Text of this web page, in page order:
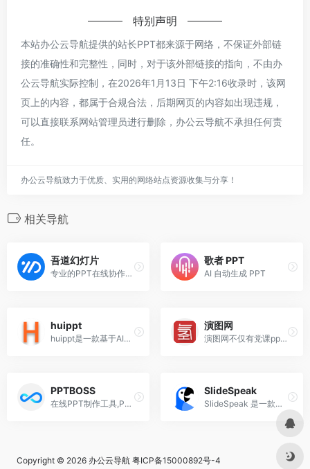
特别声明
本站办公云导航提供的站长PPT都来源于网络，不保证外部链
接的准确性和完整性，同时，对于该外部链接的指向，不由办
公云导航实际控制，在2026年1月13日 下午2:16收录时，该网
页上的内容，都属于合规合法，后期网页的内容如出现违规，
可以直接联系网站管理员进行删除，办公云导航不承担任何责
任。
办公云导航致力于优质、实用的网络站点资源收集与分享！
相关导航
吾道幻灯片
专业的PPT在线协作工具
歌者 PPT
AI 自动生成 PPT
huippt
huippt是一款基于AI技术的智能PPT生成工具，旨在简化PPT制作流程，提高工作效率。
演图网
演图网不仅有党课ppt、述职报告ppt、工作总结ppt、竞聘PPT模板、家长会PPT等免费PPT模板,还有转正述职报告ppt范文、竞聘PPT免费、个人工作总结ppt范文等ppt模板免费下载
PPTBOSS
在线PPT制作工具,PPT模版
SlideSpeak
SlideSpeak 是一款基于AI的工具，主要用于处理和生成 PowerPoint 演示文稿。它通过 ChatGPT 技术实现了多种功能，包括生成摘要、回答问题、提取关键信息以及创建演示文稿等。
Copyright © 2026 办公云导航 粤ICP备15000892号-4